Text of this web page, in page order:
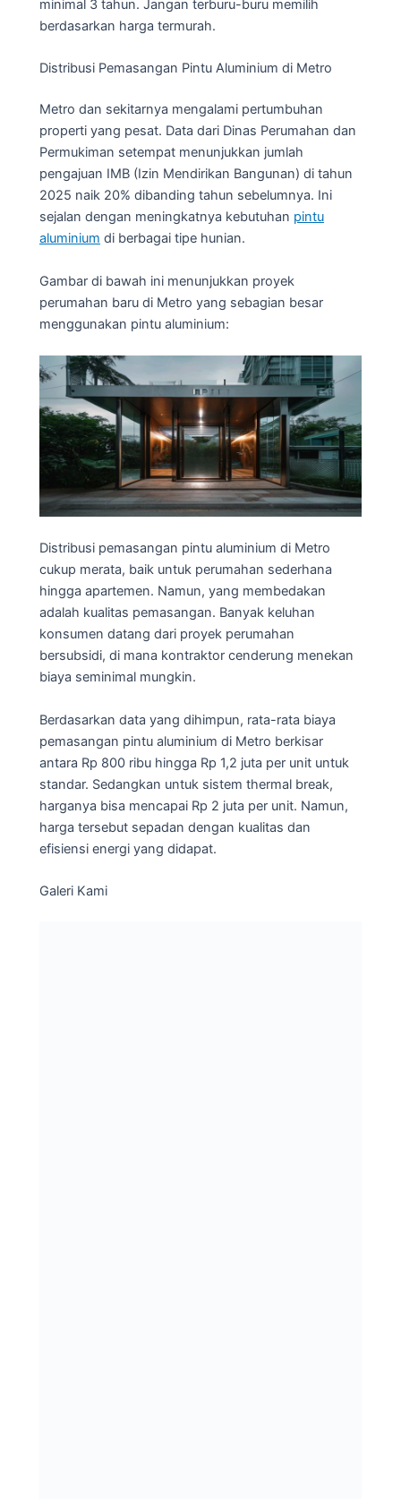
minimal 3 tahun. Jangan terburu-buru memilih
berdasarkan harga termurah.
Distribusi Pemasangan Pintu Aluminium di Metro
Metro dan sekitarnya mengalami pertumbuhan
properti yang pesat. Data dari Dinas Perumahan dan
Permukiman setempat menunjukkan jumlah
pengajuan IMB (Izin Mendirikan Bangunan) di tahun
2025 naik 20% dibanding tahun sebelumnya. Ini
sejalan dengan meningkatnya kebutuhan pintu
aluminium di berbagai tipe hunian.
Gambar di bawah ini menunjukkan proyek
perumahan baru di Metro yang sebagian besar
menggunakan pintu aluminium:
Distribusi pemasangan pintu aluminium di Metro
cukup merata, baik untuk perumahan sederhana
hingga apartemen. Namun, yang membedakan
adalah kualitas pemasangan. Banyak keluhan
konsumen datang dari proyek perumahan
bersubsidi, di mana kontraktor cenderung menekan
biaya seminimal mungkin.
Berdasarkan data yang dihimpun, rata-rata biaya
pemasangan pintu aluminium di Metro berkisar
antara Rp 800 ribu hingga Rp 1,2 juta per unit untuk
standar. Sedangkan untuk sistem thermal break,
harganya bisa mencapai Rp 2 juta per unit. Namun,
harga tersebut sepadan dengan kualitas dan
efisiensi energi yang didapat.
Galeri Kami